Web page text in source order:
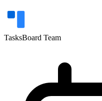
TasksBoard Team